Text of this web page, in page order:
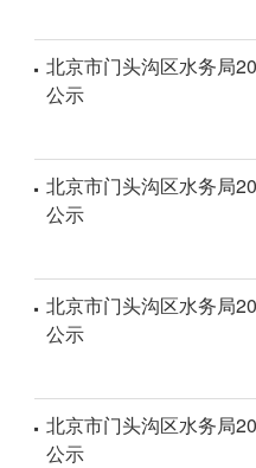
北京市门头沟区水务局
公示
北京市门头沟区水务局
公示
北京市门头沟区水务局
公示
北京市门头沟区水务局
公示